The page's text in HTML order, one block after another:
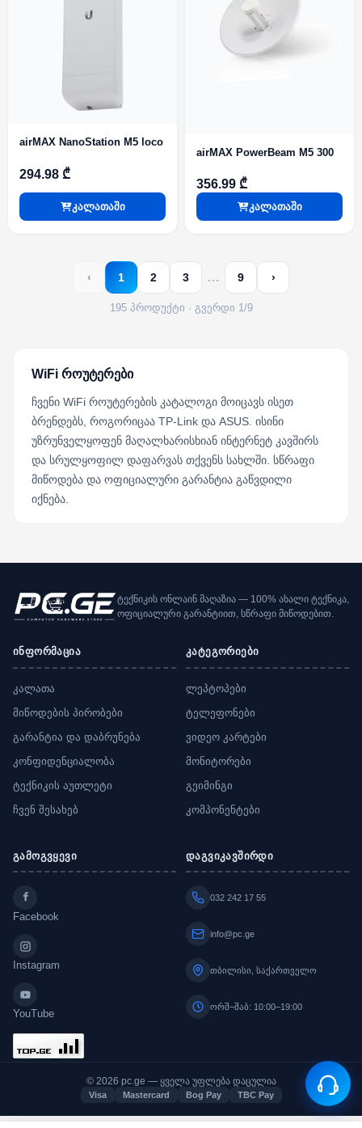
airMAX NanoStation M5 loco
294.98 ₾
კალათაში
airMAX PowerBeam M5 300
356.99 ₾
კალათაში
‹ 1 2 3 … 9 ›
195 პროდუქტი · გვერდი 1/9
WiFi როუტერები
ჩვენი WiFi როუტერების კატალოგი მოიცავს ისეთ
ბრენდებს, როგორიცაა TP-Link და ASUS. ისინი
უზრუნველყოფენ მაღალხარისხიან ინტერნეტ კავშირს
და სრულყოფილ დაფარვას თქვენს სახლში. სწრაფი
მიწოდება და ოფიციალური გარანტია გაწვდილი
იქნება.
ტექნიკის ონლაინ მაღაზია — 100% ახალი ტექნიკა,
ოფიციალური გარანტიით, სწრაფი მიწოდებით.
ინფორმაცია
კალათა
მიწოდების პირობები
გარანტია და დაბრუნება
კონფიდენციალობა
ტექნიკის აუთლეტი
ჩვენ შესახებ
კატეგორიები
ლეპტოპები
ტელეფონები
ვიდეო კარტები
მონიტორები
გეიმინგი
კომპონენტები
გამოგვყევი
Facebook
Instagram
YouTube
დაგვიკავშირდი
032 242 17 55
info@pc.ge
თბილისი, საქართველო
ორშ–შაბ: 10:00–19:00
© 2026 pc.ge — ყველა უფლება დაცულია
Visa Mastercard Bog Pay TBC Pay